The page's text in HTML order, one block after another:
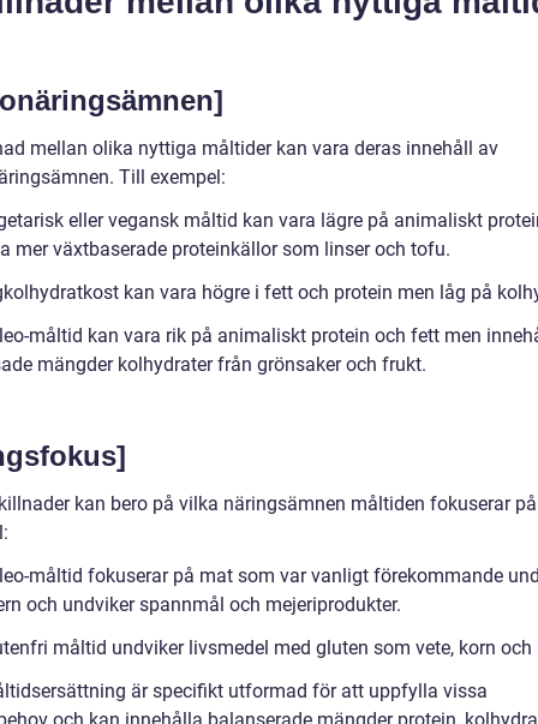
mellan olika nyttiga måltider kan vara deras innehåll av
Till exempel:
eller vegansk måltid kan vara lägre på animaliskt
mer växtbaserade proteinkällor som linser och tofu.
kan vara högre i fett och protein men låg på
måltid kan vara rik på animaliskt protein och fett men
mängder kolhydrater från grönsaker och frukt.
kan bero på vilka näringsämnen måltiden fokuserar
måltid fokuserar på mat som var vanligt förekommande
och undviker spannmål och mejeriprodukter.
måltid undviker livsmedel med gluten som vete, korn och
är specifikt utformad för att uppfylla vissa